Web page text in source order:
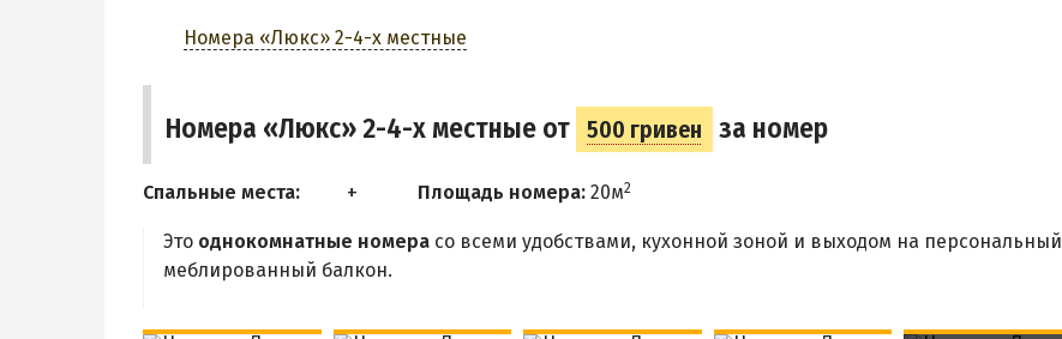
Номера «Люкс» 2-4-х местные
Номера «Люкс» 2-4-х местные от 500 гривен за номер
Спальные места: Площадь номера: 20м2
Это однокомнатные номера со всеми удобствами, кухонной зоной и выходом на персональный
меблированный балкон.